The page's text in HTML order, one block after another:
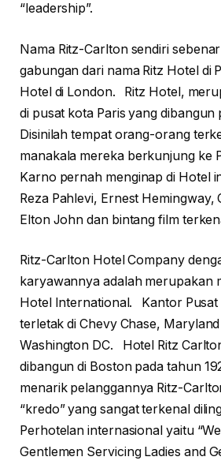
“leadership”.
Nama Ritz-Carlton sendiri
gabungan dari nama Ritz Hotel di
Hotel di London. Ritz Hotel,
di pusat kota Paris yang dibangun
Disinilah tempat orang-orang
manakala mereka berkunjung ke
Karno pernah menginap di Hotel
Reza Pahlevi, Ernest Hemingway,
Elton John dan bintang film
Ritz-Carlton Hotel Company
karyawannya adalah merupakan
Hotel International. Kantor Pusat
terletak di Chevy Chase,
Washington DC. Hotel Ritz
dibangun di Boston pada tahun
menarik pelanggannya Ritz-
“kredo” yang sangat terkenal
Perhotelan internasional yaitu
Gentlemen Servicing Ladies and